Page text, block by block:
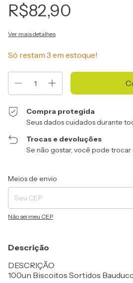
R$82,90
Ver mais detalhes
Só restam 3 em estoque!
Compra protegida
Seus dados cuidados durante
Trocas e devoluções
Se não gostar, você pode trocar
Entregas para o CEP:
Meios de envio
Não sei meu CEP
Descrição
DESCRIÇÃO
100un Biscoitos Sortidos